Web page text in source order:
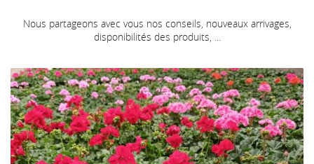
Nous partageons avec vous nos conseils, nouveaux arrivages,
disponibilités des produits, ...